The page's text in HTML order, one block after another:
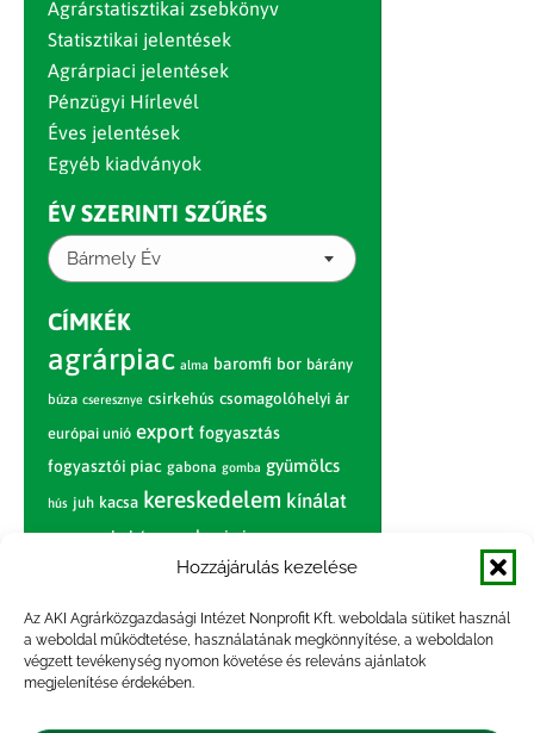
Hozzájárulás kezelése
Az AKI Agrárközgazdasági Intézet Nonprofit Kft. weboldala sütiket használ
a weboldal működtetése, használatának megkönnyítése, a weboldalon
végzett tevékenység nyomon követése és releváns ajánlatok
megjelenítése érdekében.
Agrárstatisztikai zsebkönyv
Statisztikai jelentések
Agrárpiaci jelentések
Pénzügyi Hírlevél
Éves jelentések
Egyéb kiadványok
ÉV SZERINTI SZŰRÉS
Bármely Év
CÍMKÉK
agrárpiac alma baromfi bor bárány
búza cseresznye csirkehús csomagolóhelyi ár
európai unió export fogyasztás
fogyasztói piac gabona gomba gyümölcs
hús juh kacsa kereskedelem kínálat
körte marhahús nagybani piac narancs
nemzetközi árinformációk
paradicsom piac piaci jelentés
pulyka pulykahús sertés sertéshús
szarvasmarha termelés
termelői